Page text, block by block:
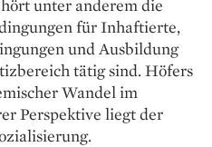
unter anderem die
für Inhaftierte,
und Ausbildung
tätig sind. Höfers
Wandel im
Perspektive liegt der